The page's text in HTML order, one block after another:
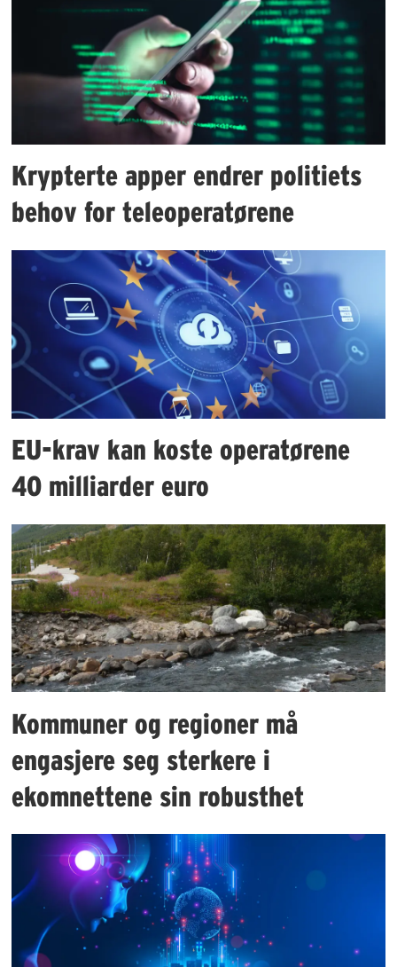
Krypterte apper endrer politiets
behov for teleoperatørene
EU-krav kan koste operatørene
40 milliarder euro
Kommuner og regioner må
engasjere seg sterkere i
ekomnettene sin robusthet